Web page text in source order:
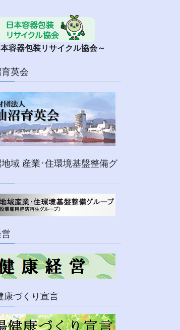
本容器包装リサイクル協会～
英会
域 産業･住環境基盤整備グ
康づくり宣言